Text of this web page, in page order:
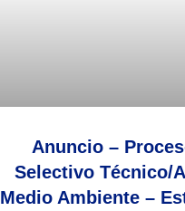
Anuncio –
Selectivo Técnico/
Medio Ambiente –